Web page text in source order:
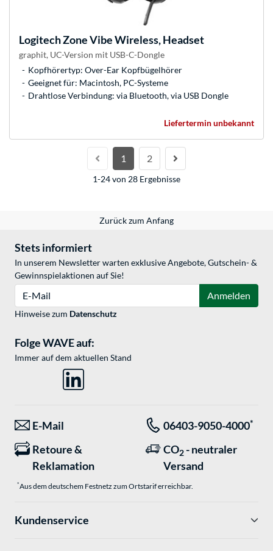
LogitechZone Vibe Wireless, Headset
graphit, UC-Version mit USB-C-Dongle
Kopfhörertyp: Over-Ear Kopfbügelhörer
Geeignet für: Macintosh, PC-Systeme
Drahtlose Verbindung: via Bluetooth, via USB Dongle
Liefertermin unbekannt
1 2
1-24 von 28 Ergebnisse
Zurück zum Anfang
Stets informiert
In unserem Newsletter warten exklusive Angebote, Gutschein- &
Gewinnspielaktionen auf Sie!
Anmelden
Hinweise zum Datenschutz
Folge WAVE auf:
Immer auf dem aktuellen Stand
E-Mail 06403-9050-4000*
Retoure &
Reklamation
CO2 - neutraler
Versand
*Aus dem deutschem Festnetz zum Ortstarif erreichbar.
Kundenservice